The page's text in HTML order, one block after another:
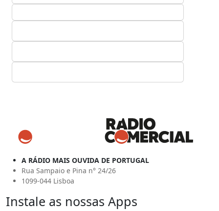
A RÁDIO MAIS OUVIDA DE PORTUGAL
Rua Sampaio e Pina n° 24/26
1099-044 Lisboa
Instale as nossas Apps